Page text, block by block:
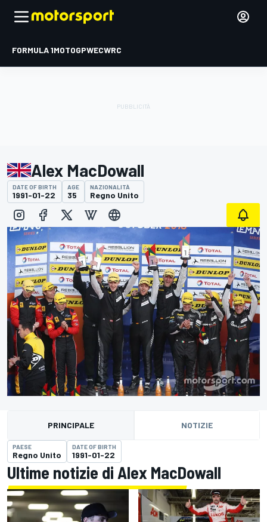
FORMULA 1MOTOGPWECWRC
Alex MacDowall
DATE OF BIRTH
1991-01-22
AGE
35
NAZIONALITÀ
Regno Unito
PRINCIPALE NOTIZIE
PAESE
Regno Unito
DATE OF BIRTH
1991-01-22
Ultime notizie di Alex MacDowall